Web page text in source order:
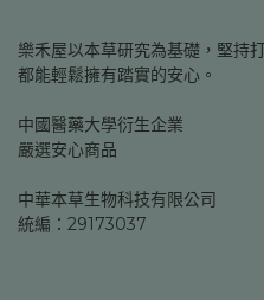
樂禾屋以本草研究為基礎，堅持
都能輕鬆擁有踏實的安心。
中國醫藥大學衍生企業
嚴選安心商品
中華本草生物科技有限公司
統編：29173037